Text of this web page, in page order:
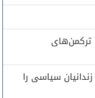
ترکمن‌های
سیاسی را